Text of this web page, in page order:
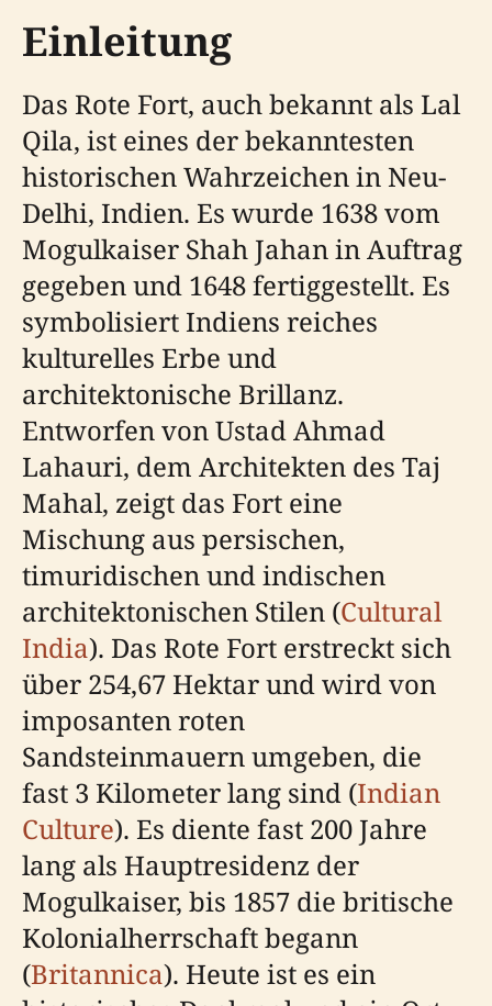
Einleitung
Das Rote Fort, auch bekannt als Lal
Qila, ist eines der bekanntesten
historischen Wahrzeichen in Neu-
Delhi, Indien. Es wurde 1638 vom
Mogulkaiser Shah Jahan in Auftrag
gegeben und 1648 fertiggestellt. Es
symbolisiert Indiens reiches
kulturelles Erbe und
architektonische Brillanz.
Entworfen von Ustad Ahmad
Lahauri, dem Architekten des Taj
Mahal, zeigt das Fort eine
Mischung aus persischen,
timuridischen und indischen
architektonischen Stilen (Cultural
India). Das Rote Fort erstreckt sich
über 254,67 Hektar und wird von
imposanten roten
Sandsteinmauern umgeben, die
fast 3 Kilometer lang sind (Indian
Culture). Es diente fast 200 Jahre
lang als Hauptresidenz der
Mogulkaiser, bis 1857 die britische
Kolonialherrschaft begann
(Britannica). Heute ist es ein